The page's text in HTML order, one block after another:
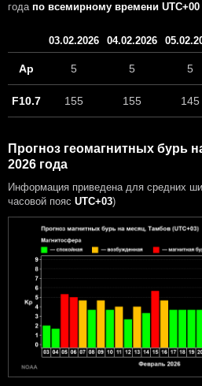
года по всемирному времени UTC+00
03.02.2026 04.02.2026
Ap 5 5 5
F10.7 155 155 145
Прогноз геомагнитных бурь
2026 года
Информация приведена для средних
часовой пояс UTC+03)